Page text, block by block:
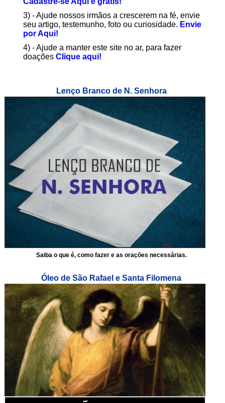
3) - Ajude nossos irmãos a crescerem na fé, envie
seu artigo, testemunho, foto ou curiosidade. Envie
por Aqui!
4) - Ajude a manter este site no ar, para fazer
doações Clique aqui!
Lenço Branco de N. Senhora
Saiba o que é, como fazer e as orações necessárias.
Óleo de São Rafael e Santa Filomena